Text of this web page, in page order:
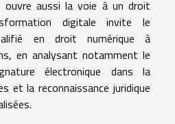
ouvre aussi la voie à un droit
digitale invite le
en droit numérique à
en analysant notamment le
électronique dans la
et la reconnaissance juridique